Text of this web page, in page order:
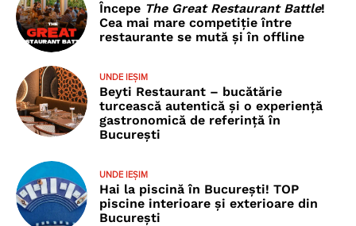
Începe The Great Restaurant Battle!
Cea mai mare competiție între
restaurante se mută și în offline
UNDE IEȘIM
Beyti Restaurant – bucătărie
turcească autentică și o experiență
gastronomică de referință în
București
UNDE IEȘIM
Hai la piscină în București! TOP
piscine interioare și exterioare din
București